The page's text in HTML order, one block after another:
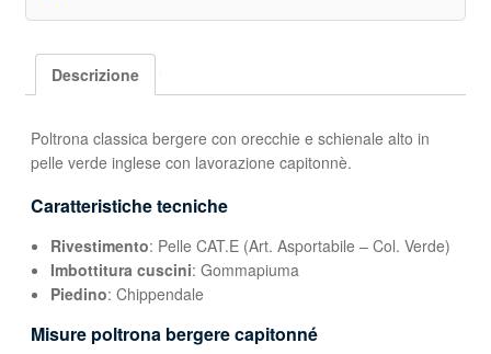
Descrizione
Poltrona classica bergere con orecchie e schienale alto in
pelle verde inglese con lavorazione capitonnè.
Caratteristiche tecniche
Rivestimento: Pelle CAT.E (Art. Asportabile – Col. Verde)
Imbottitura cuscini: Gommapiuma
Piedino: Chippendale
Misure poltrona bergere capitonné